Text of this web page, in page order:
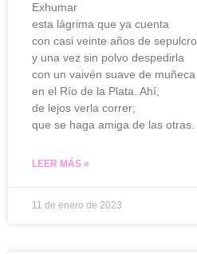
Exhumar
esta lágrima que ya cuenta
con casi veinte años de sepulcro,
y una vez sin polvo despedirla
con un vaivén suave de muñeca
en el Río de la Plata. Ahí,
de lejos verla correr;
que se haga amiga de las otras.
LEER MÁS »
11 de enero de 2023